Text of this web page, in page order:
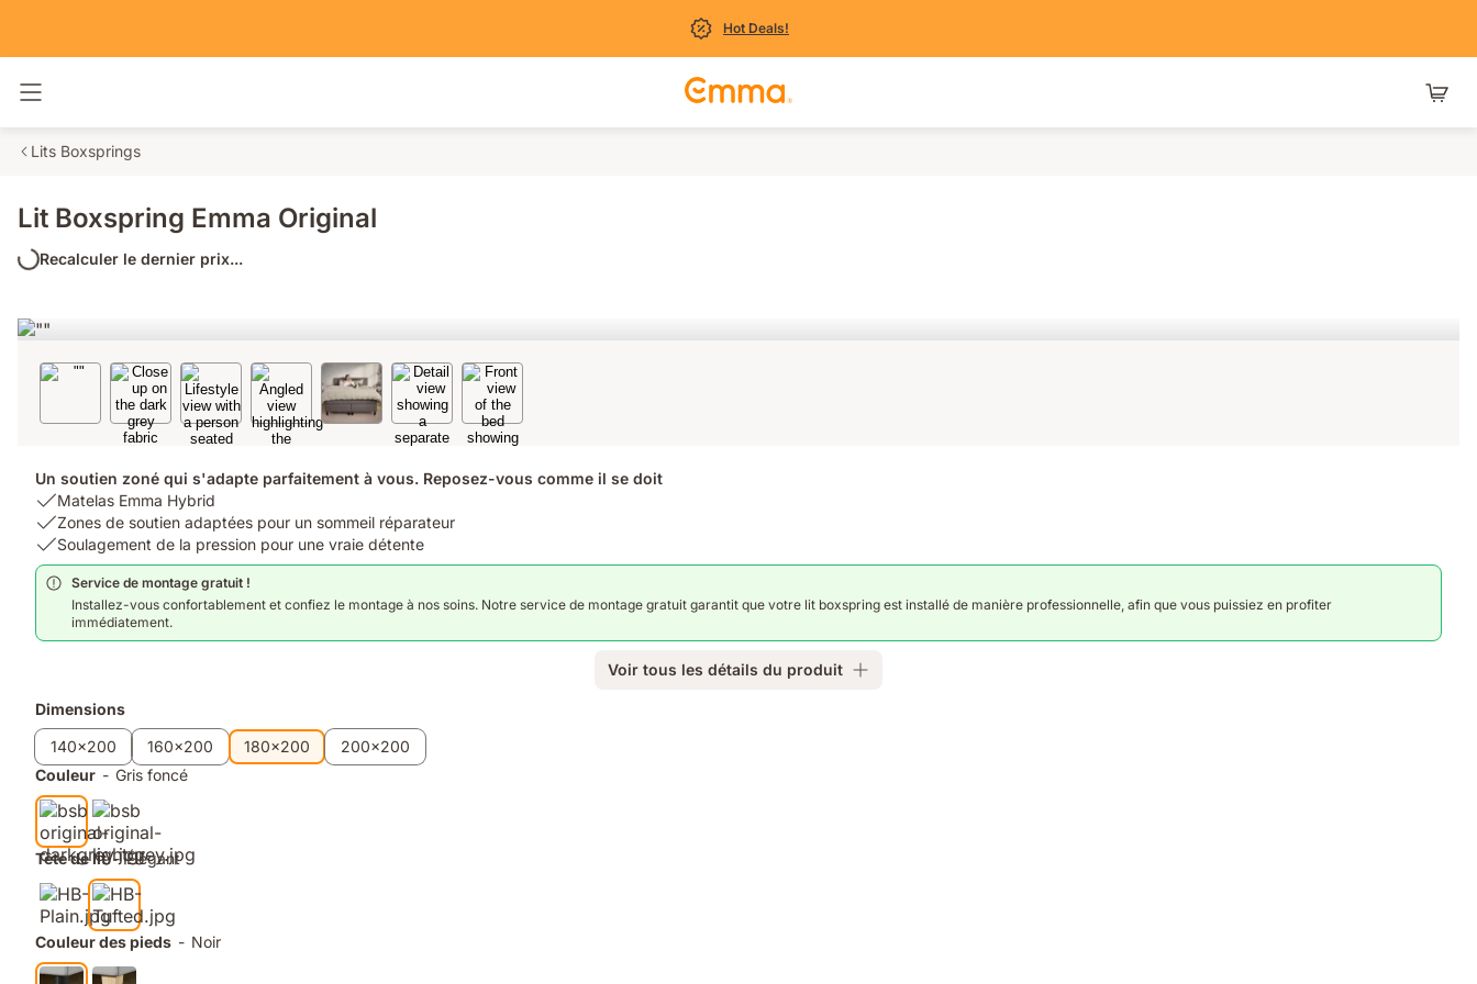
Hot Deals!
Lits Boxsprings
Lit Boxspring Emma Original
Recalculer le dernier prix...
Un soutien zoné qui s'adapte parfaitement à vous. Reposez-vous comme il se doit
USP
1:
Matelas
Emma
Hybrid
Matelas Emma Hybrid
USP
2:
Zones
de
soutien
adaptées
réparateur
Zones de soutien adaptées pour un sommeil réparateur
USP
3:
Soulagement
la
vraie
détente
Soulagement de la pression pour une vraie détente
Service de montage gratuit !
Installez-vous confortablement et confiez le montage à nos soins. Notre service de montage gratuit garantit que votre lit boxspring est installé de manière professionnelle, afin que vous puissiez en profiter
immédiatement.
Voir tous les détails du produit
Produits
supplémentaires
Dimensions
140x200
160x200 180x200
200x200
Couleur - Gris foncé
Tête de lit - Élégant
Couleur des pieds - Noir